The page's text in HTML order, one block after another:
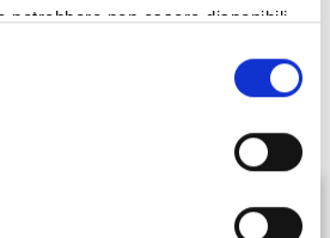
potrebbero non essere disponibili.